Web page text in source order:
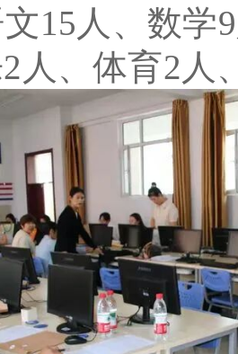
15人、数学
人、体育2人